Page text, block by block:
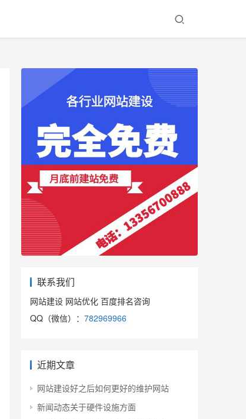
联系我们
网站建设 网站优化 百度排名咨询
QQ（微信）： 782969966
近期文章
网站建设好之后如何更好的维护网站
新闻动态关于硬件设施方面